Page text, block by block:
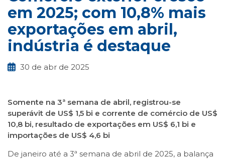
em 2025; com 10,8% mais
exportações em abril,
indústria é destaque
30 de abr de 2025
Somente na 3ª semana de abril, registrou-se
superávit de US$ 1,5 bi e corrente de comércio de US$
10,8 bi, resultado de exportações em US$ 6,1 bi e
importações de US$ 4,6 bi
De janeiro até a 3ª semana de abril de 2025, a balança